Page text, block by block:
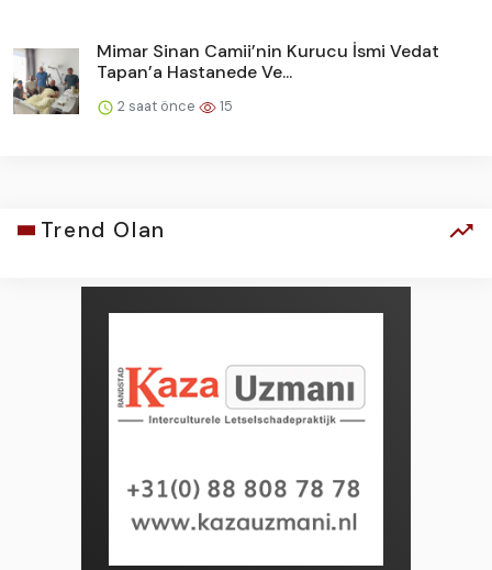
Mimar Sinan Camii’nin Kurucu İsmi Vedat
Tapan’a Hastanede Ve...
2 saat önce 15
Trend Olan